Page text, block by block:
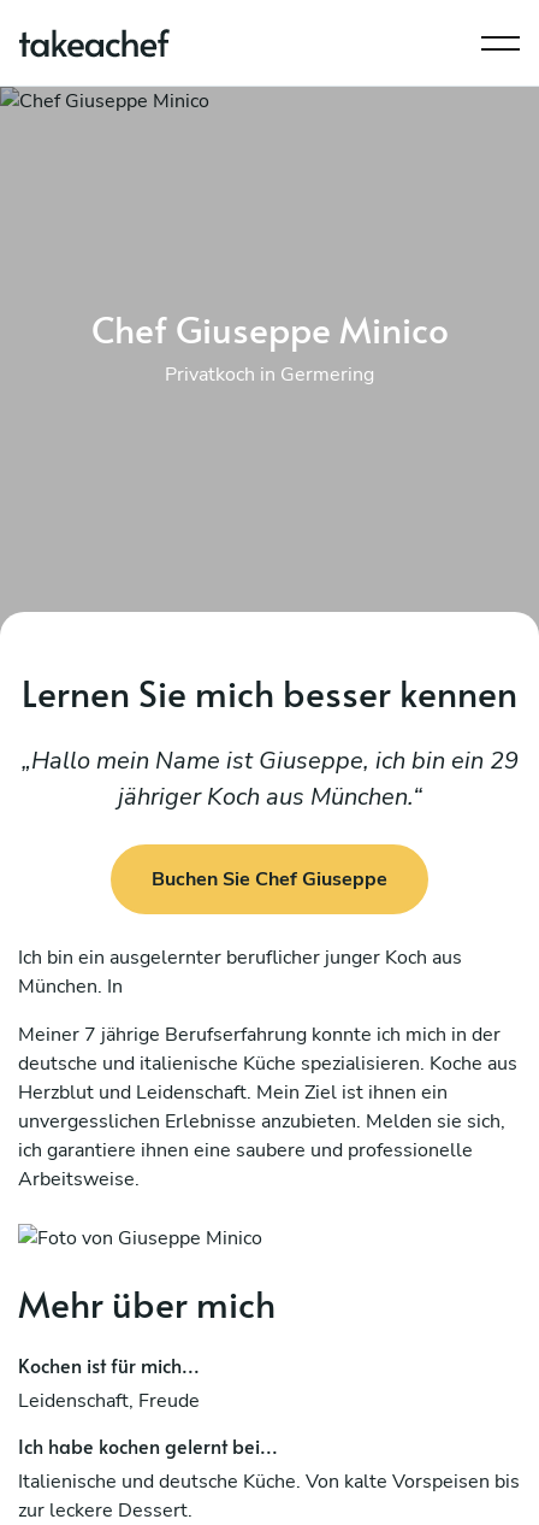
Chef Giuseppe Minico
Privatkoch in Germering
Lernen Sie mich besser kennen
Hallo mein Name ist Giuseppe, ich bin ein 29
jähriger Koch aus München.
Buchen Sie Chef Giuseppe
Ich bin ein ausgelernter beruflicher junger Koch aus
München. In
Meiner 7 jährige Berufserfahrung konnte ich mich in der
deutsche und italienische Küche spezialisieren. Koche aus
Herzblut und Leidenschaft. Mein Ziel ist ihnen ein
unvergesslichen Erlebnisse anzubieten. Melden sie sich,
ich garantiere ihnen eine saubere und professionelle
Arbeitsweise.
Mehr über mich
Kochen ist für mich...
Leidenschaft, Freude
Ich habe kochen gelernt bei...
Italienische und deutsche Küche. Von kalte Vorspeisen bis
zur leckere Dessert.